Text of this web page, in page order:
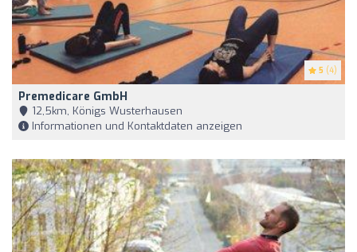
5 (4)
Premedicare GmbH
12,5km, Königs Wusterhausen
Informationen und Kontaktdaten anzeigen